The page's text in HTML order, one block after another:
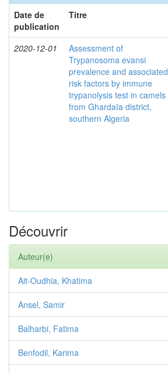
Date de
publication
Titre
2020-12-01
Assessment of
Trypanosoma evansi
prevalence and associated
risk factors by immune
trypanolysis test in camels
from Ghardaïa district,
southern Algeria
Découvrir
Auteur(e)
Ait-Oudhia, Khatima
Ansel, Samir
Balharbi, Fatima
Benfodil, Karima